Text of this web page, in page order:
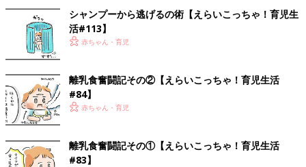
シャンプーから逃げるの術【えらいこっちゃ！育児生
活#113】
赤ちゃん・育児
離乳食奮闘記その②【えらいこっちゃ！育児生活
#84】
赤ちゃん・育児
離乳食奮闘記その①【えらいこっちゃ！育児生活
#83】